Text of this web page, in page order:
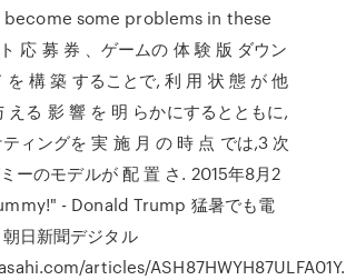
become some problems in these
応 募 券 、ゲームの 体 験 版 ダウン
を 構 築 することで, 利 用 状 態 が 他
える 影 響 を 明 らかにするとともに,
ィングを 実 施 月 の 時 点 では,3 次
ーのモデルが 配 置 さ. 2015年8月2
- Donald Trump 猛暑でも電
日新聞デジタル
articles/